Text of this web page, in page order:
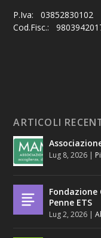
P.Iva: 03852830102
Cod.Fisc.:
ARTICOLI
Lug 8, 2026 |
Fondazione
Penne ETS
Lug 2, 2026 |